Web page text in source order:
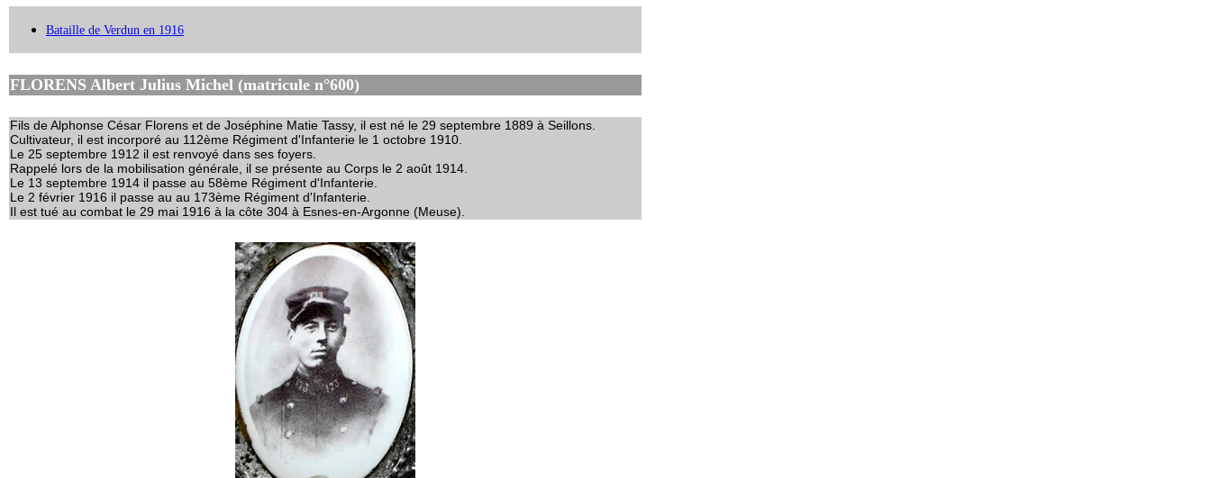
Bataille de Verdun en 1916
FLORENS Albert Julius Michel (matricule n°600)
Fils de Alphonse César Florens et de Joséphine Matie Tassy, il est né le 29 septembre 1889 à Seillons.
Cultivateur, il est incorporé au 112ème Régiment d'Infanterie le 1 octobre 1910.
Le 25 septembre 1912 il est renvoyé dans ses foyers.
Rappelé lors de la mobilisation générale, il se présente au Corps le 2 août 1914.
Le 13 septembre 1914 il passe au 58ème Régiment d'Infanterie.
Le 2 février 1916 il passe au au 173ème Régiment d'Infanterie.
Il est tué au combat le 29 mai 1916 à la côte 304 à Esnes-en-Argonne (Meuse).